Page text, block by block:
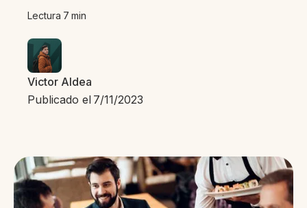
Lectura 7 min
Victor Aldea
Publicado el 7/11/2023